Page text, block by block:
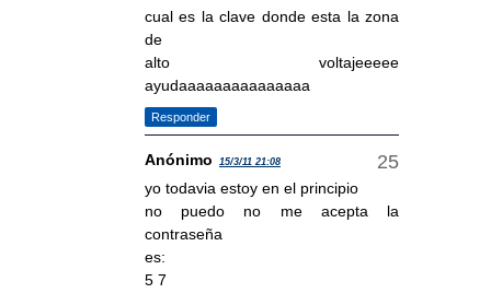
cual es la clave donde esta la zona
de
alto voltajeeeee
ayudaaaaaaaaaaaaaaa
Responder
Anónimo 15/3/11 21:08
yo todavia estoy en el principio
no puedo no me acepta la
contraseña
es:
5 7